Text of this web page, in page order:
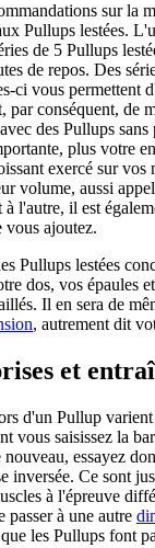
sur la
Pullups lestées.
de 5 Pullups
de repos. Des
ci vous permettent
par conséquent, de
des Pullups
plus votre
exercé sur vos
volume, aussi
à l'autre, il est
vous ajoutez.
Pullups lestées
dos, vos épaules
Il en sera de
, autrement dit
et
d'un Pullup varient
vous saisissez la
essayez
inversée. Ce sont
à l'épreuve
passer à une autre
les Pullups font